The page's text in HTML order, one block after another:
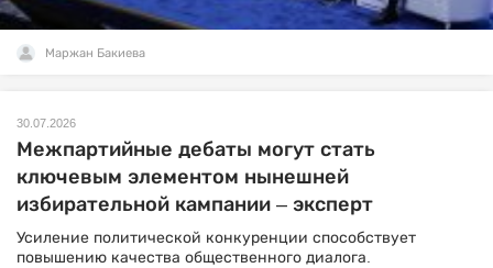
Маржан Бакиева
30.07.2026
Межпартийные дебаты могут стать
ключевым элементом нынешней
избирательной кампании – эксперт
Усиление политической конкуренции способствует
повышению качества общественного диалога.